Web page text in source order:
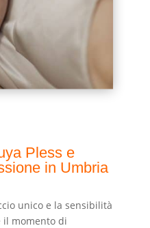
Pless e
in Umbria
unico e la sensibilità
il momento di